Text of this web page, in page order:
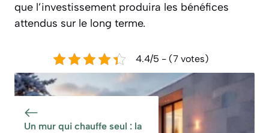
que l’investissement produira les bénéfices
attendus sur le long terme.
4.4/5 - (7 votes)
Un mur qui chauffe seul : la